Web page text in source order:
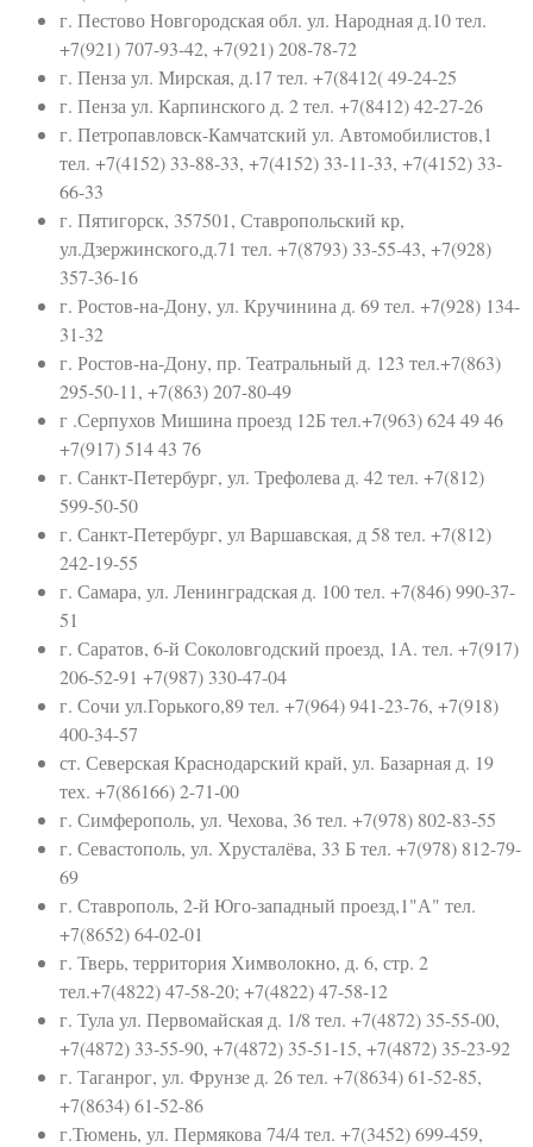
г. Пестово Новгородская обл. ул. Народная д.10 тел.
+7(921) 707-93-42, +7(921) 208-78-72
г. Пенза ул. Мирская, д.17 тел. +7(8412( 49-24-25
г. Пенза ул. Карпинского д. 2 тел. +7(8412) 42-27-26
г. Петропавловск-Камчатский ул. Автомобилистов,1
тел. +7(4152) 33-88-33, +7(4152) 33-11-33, +7(4152) 33-
66-33
г. Пятигорск, 357501, Ставропольский кр,
ул.Дзержинского,д.71 тел. +7(8793) 33-55-43, +7(928)
357-36-16
г. Ростов-на-Дону, ул. Кручинина д. 69 тел. +7(928) 134-
31-32
г. Ростов-на-Дону, пр. Театральный д. 123 тел.+7(863)
295-50-11, +7(863) 207-80-49
г .Серпухов Мишина проезд 12Б тел.+7(963) 624 49 46
+7(917) 514 43 76
г. Санкт-Петербург, ул. Трефолева д. 42 тел. +7(812)
599-50-50
г. Санкт-Петербург, ул Варшавская, д 58 тел. +7(812)
242-19-55
г. Самара, ул. Ленинградская д. 100 тел. +7(846) 990-37-
51
г. Саратов, 6-й Соколовгодский проезд, 1А. тел. +7(917)
206-52-91 +7(987) 330-47-04
г. Сочи ул.Горького,89 тел. +7(964) 941-23-76, +7(918)
400-34-57
ст. Северская Краснодарский край, ул. Базарная д. 19
тех. +7(86166) 2-71-00
г. Симферополь, ул. Чехова, 36 тел. +7(978) 802-83-55
г. Севастополь, ул. Хрусталёва, 33 Б тел. +7(978) 812-79-
69
г. Ставрополь, 2-й Юго-западный проезд,1"А" тел.
+7(8652) 64-02-01
г. Тверь, территория Химволокно, д. 6, стр. 2
тел.+7(4822) 47-58-20; +7(4822) 47-58-12
г. Тула ул. Первомайская д. 1/8 тел. +7(4872) 35-55-00,
+7(4872) 33-55-90, +7(4872) 35-51-15, +7(4872) 35-23-92
г. Таганрог, ул. Фрунзе д. 26 тел. +7(8634) 61-52-85,
+7(8634) 61-52-86
г.Тюмень, ул. Пермякова 74/4 тел. +7(3452) 699-459,